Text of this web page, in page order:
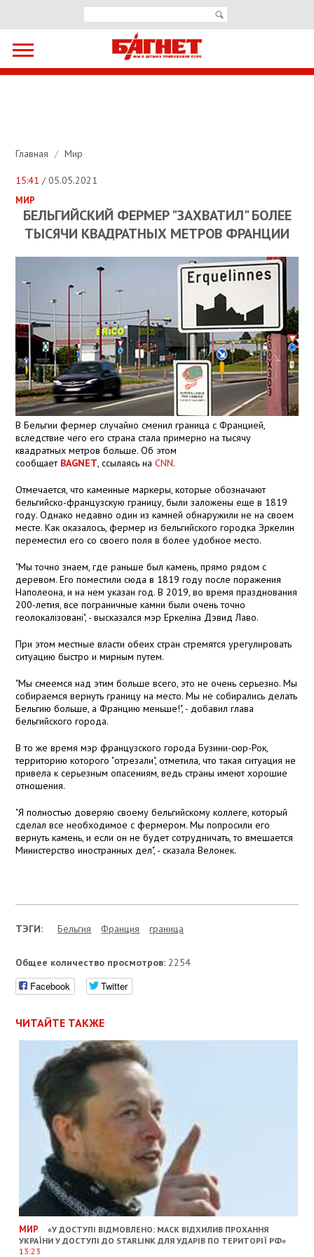
Главная / Мир
15:41 / 05.05.2021
МИР
БЕЛЬГИЙСКИЙ ФЕРМЕР "ЗАХВАТИЛ" БОЛЕЕ
ТЫСЯЧИ КВАДРАТНЫХ МЕТРОВ ФРАНЦИИ
В Бельгии фермер случайно сменил граница с Францией,
вследствие чего его страна стала примерно на тысячу
квадратных метров больше. Об этом
сообщает BAGNET, ссылаясь наCNN.
Отмечается, что каменные маркеры, которые обозначают
бельгийско-французскую границу, были заложены еще в 1819
году. Однако недавно один из камней обнаружили не на своем
месте. Как оказалось, фермер из бельгийского городка Эркелин
переместил его со своего поля в более удобное место.
"Мы точно знаем, где раньше был камень, прямо рядом с
деревом. Его поместили сюда в 1819 году после поражения
Наполеона, и на нем указан год. В 2019, во время празднования
200-летия, все пограничные камни были очень точно
геолокалізовані", - высказался мэр Еркеліна Дэвид Лаво.
При этом местные власти обеих стран стремятся урегулировать
ситуацию быстро и мирным путем.
"Мы смеемся над этим больше всего, это не очень серьезно. Мы
собираемся вернуть границу на место. Мы не собирались делать
Бельгию больше, а Францию меньше!", - добавил глава
бельгийского города.
В то же время мэр французского города Бузини-сюр-Рок,
территорию которого "отрезали", отметила, что такая ситуация не
привела к серьезным опасениям, ведь страны имеют хорошие
отношения.
"Я полностью доверяю своему бельгийскому коллеге, который
сделал все необходимое с фермером. Мы попросили его
вернуть камень, и если он не будет сотрудничать, то вмешается
Министерство иностранных дел", - сказала Велонек.
ТЭГИ: Бельгия Франция граница
Общее количество просмотров: 2254
Facebook Twitter
ЧИТАЙТЕ ТАКЖЕ
МИР
«У ДОСТУПІ ВІДМОВЛЕНО: МАСК ВІДХИЛИВ ПРОХАННЯ
УКРАЇНИ У ДОСТУПІ ДО STARLINK ДЛЯ УДАРІВ ПО ТЕРИТОРІЇ РФ»
13:23